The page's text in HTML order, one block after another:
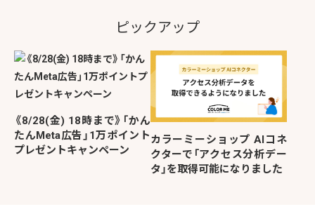
ピックアップ
《8/28(金) 18時まで》「かん
たんMeta広告」1万ポイント
プレゼントキャンペーン
カラーミーショップ AIコネ
クターで「アクセス分析デー
タ」を取得可能になりました